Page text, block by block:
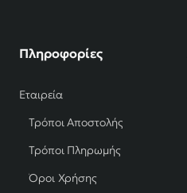
Πληροφορίες
Εταιρεία
Τρόποι Αποστολής
Τρόποι Πληρωμής
Όροι Χρήσης